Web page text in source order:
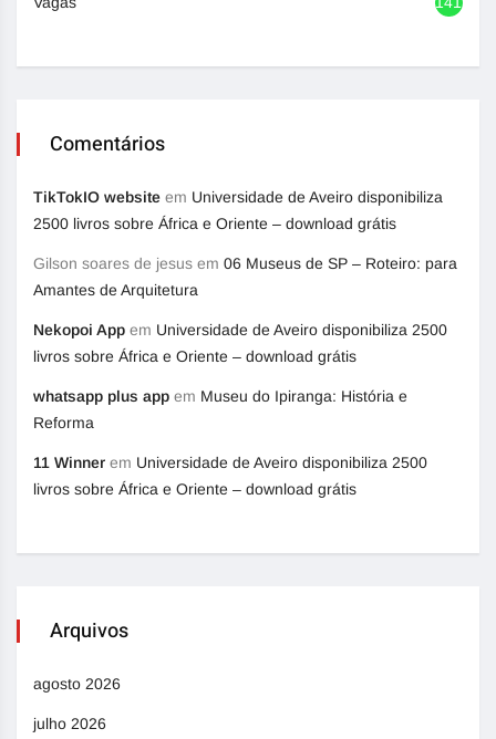
Comentários
TikTokIO website em Universidade de Aveiro disponibiliza
2500 livros sobre África e Oriente – download grátis
Gilson soares de jesus em 06 Museus de SP – Roteiro: para
Amantes de Arquitetura
Nekopoi App em Universidade de Aveiro disponibiliza 2500
livros sobre África e Oriente – download grátis
whatsapp plus app em Museu do Ipiranga: História e
Reforma
11 Winner em Universidade de Aveiro disponibiliza 2500
livros sobre África e Oriente – download grátis
Arquivos
agosto 2026
julho 2026